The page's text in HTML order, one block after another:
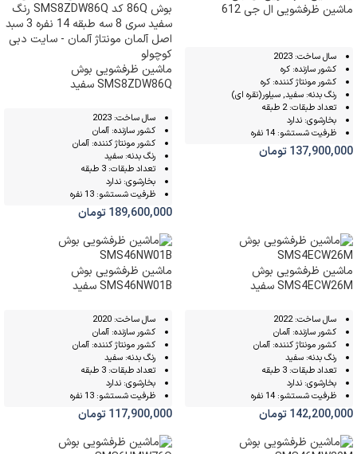
ماشین ظرفشویی ال جی 612
سال ساخت: 2023
کشور سازنده: کره
کشور مونتاژ کننده: کره
رنگ بدنه: سفید, سیلور(نقره ای)
تعداد طبقات: 2 طبقه
بخارشوی: ندارد
ظرفیت شستشو: 14 نفره
137,900,000تومان
ماشین ظرفشویی بوش
SMS8ZDW86Q سفید
سال ساخت: 2023
کشور سازنده: آلمان
کشور مونتاژ کننده: آلمان
رنگ بدنه: سفید
تعداد طبقات: 3 طبقه
بخارشوی: ندارد
ظرفیت شستشو: 13 نفره
189,600,000تومان
ماشین ظرفشویی بوش
SMS4ECW26M سفید
سال ساخت: 2022
کشور سازنده: آلمان
کشور مونتاژ کننده: آلمان
رنگ بدنه: سفید
تعداد طبقات: 3 طبقه
بخارشوی: ندارد
ظرفیت شستشو: 14 نفره
142,200,000تومان
ماشین ظرفشویی بوش
SMS46NW01B سفید
سال ساخت: 2020
کشور سازنده: آلمان
کشور مونتاژ کننده: آلمان
رنگ بدنه: سفید
تعداد طبقات: 3 طبقه
بخارشوی: ندارد
ظرفیت شستشو: 13 نفره
117,900,000تومان